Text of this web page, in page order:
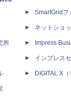
所
SmartGridフ
ネットショ
Impress
インプレス
DIGITAL X（